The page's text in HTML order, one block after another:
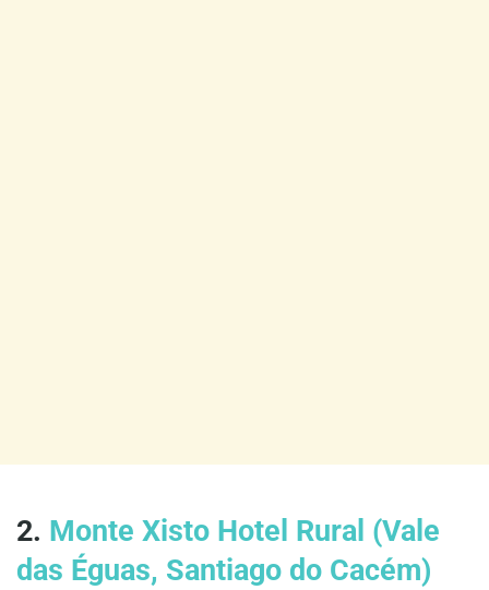
2. Monte Xisto Hotel Rural (Vale
das Éguas, Santiago do Cacém)